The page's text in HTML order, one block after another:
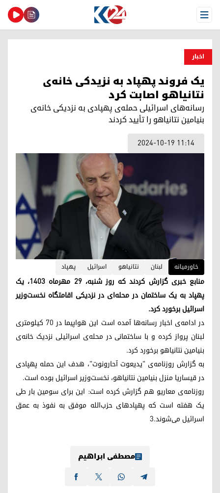
Open Menu
اخبار
یک فروند پهپاد بە نزیدکی خانه‌ی
نتانیاهو اصابت کرد
رسانه‌های اسرائیلی حمله‌ی پهپادی به نزدیکی خانه‌ی
بنیامین نتانیاهو را تأیید کردند
2024-10-19 11:14
خاورمیانه لبنان نتانیاهو اسرائیل پهپاد
منابع خبری گزارش کردند که روز شنبه، ۲۹ مهرماه ۱۴۰۳، یک
پهپاد به یک ساختمان در محله‌ای در نزدیکی اقامتگاه نخست‌وزیر
اسرائیل برخورد کرد.
در ادامه‌ی اخبار رسانه‌ها آمده است این هواپیما در ۷۰ کیلومتری
لبنان پرواز کرده و با ساختمانی در محله‌ی اسرائیلی نزدیک خانه‌ی
بنیامین نتانیاهو برخورد کرد.
به گزارش روزنامه‌ی "یدیعوت آحارونوت"، هدف این حمله پهپادی
در قیساریا‌ منزل بنیامین نتانیاهو، نخست‌وزیر اسرائیل بوده است.
روزنامه‌ی معاریو هم گزارش کرده است: این برای سومین بار طی
یک هفته است که پهپادهای حزب‌الله موفق به نفوذ به عمق
اسرائیل می‌شوند.3
مصطفی ابراهیم